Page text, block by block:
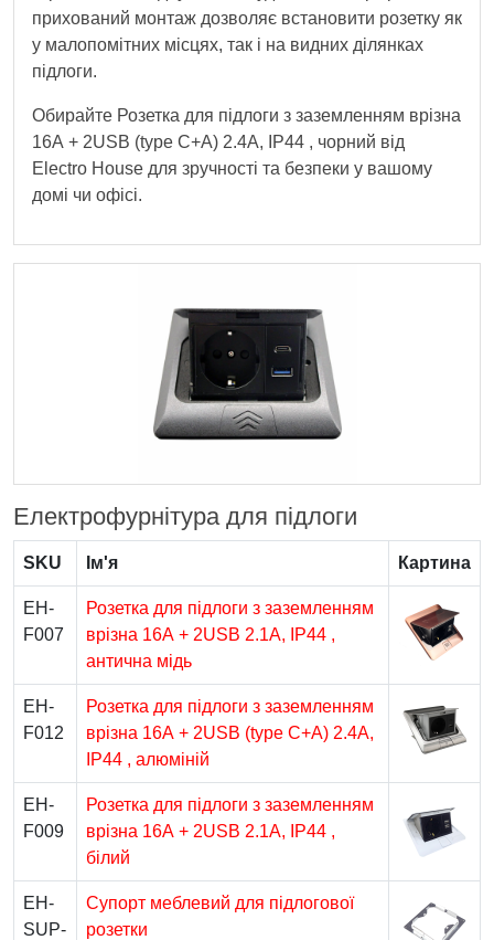
прихований монтаж дозволяє встановити розетку як
у малопомітних місцях, так і на видних ділянках
підлоги.
Обирайте Розетка для підлоги з заземленням врізна
16А + 2USB (type C+A) 2.4А, IP44 , чорний від
Electro House для зручності та безпеки у вашому
домі чи офісі.
Електрофурнітура для підлоги
SKU Ім'я Картина
EH-
F007
Розетка для підлоги з заземленням
врізна 16А + 2USB 2.1А, IP44 ,
антична мідь
EH-
F012
Розетка для підлоги з заземленням
врізна 16А + 2USB (type C+A) 2.4А,
IP44 , алюміній
EH-
F009
Розетка для підлоги з заземленням
врізна 16А + 2USB 2.1А, IP44 ,
білий
EH-
SUP-
Супорт меблевий для підлогової
розетки